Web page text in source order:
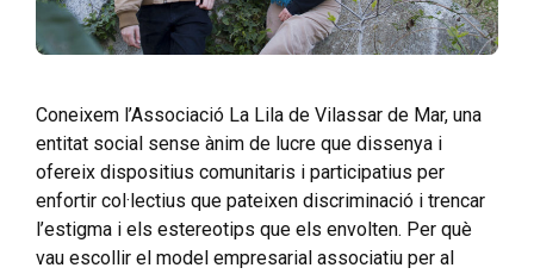
Coneixem l’Associació La Lila de Vilassar de Mar, una
entitat social sense ànim de lucre que dissenya i
ofereix dispositius comunitaris i participatius per
enfortir col·lectius que pateixen discriminació i trencar
l’estigma i els estereotips que els envolten. Per què
vau escollir el model empresarial associatiu per al